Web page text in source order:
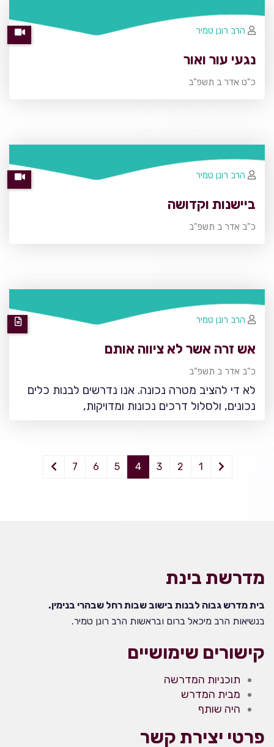
נגעי עור ואור
כ"ט אדר ב תשפ"ב
הרב רונן טמיר
ביישנות וקדושה
כ"ב אדר ב תשפ"ב
הרב רונן טמיר
אש זרה אשר לא ציווה אותם
כ"ב אדר ב תשפ"ב
לא די להציב מטרה נכונה. אנו נדרשים לבנות כלים
נכונים, ולסלול דרכים נכונות ומדויקות,
הרב רונן טמיר
1
2
3
4
5
6
7
מדרשת בינת
בית מדרש גבוה לבנות בישוב שבות רחל שבהרי בנימין.
בנשיאות הרב מיכאל ברום ובראשות הרב רונן טמיר.
קישורים שימושיים
תוכניות המדרשה
מבית המדרש
היה שותף
פרטי יצירת קשר